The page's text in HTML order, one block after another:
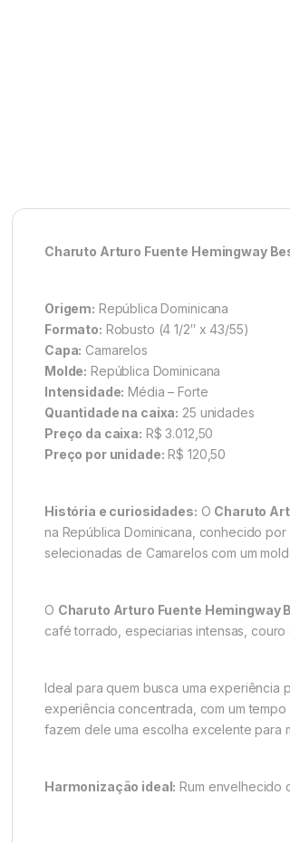
Charuto Arturo Fuente Hemingway
Origem: República Dominicana
Formato: Robusto (4 1/2″ x 43/55)
Capa: Camarelos
Molde: República Dominicana
Intensidade: Média – Forte
Quantidade na caixa: 25 unidades
Preço da caixa: R$ 3.012,50
Preço por unidade: R$ 120,50
História e curiosidades: O Charuto
na República Dominicana, conhecido
selecionadas de Camarelos com um
O Charuto Arturo Fuente Hemingway
café torrado, especiarias intensas,
Ideal para quem busca uma experiência
experiência concentrada, com um
fazem dele uma escolha excelente para
Harmonização ideal: Rum envelhecido